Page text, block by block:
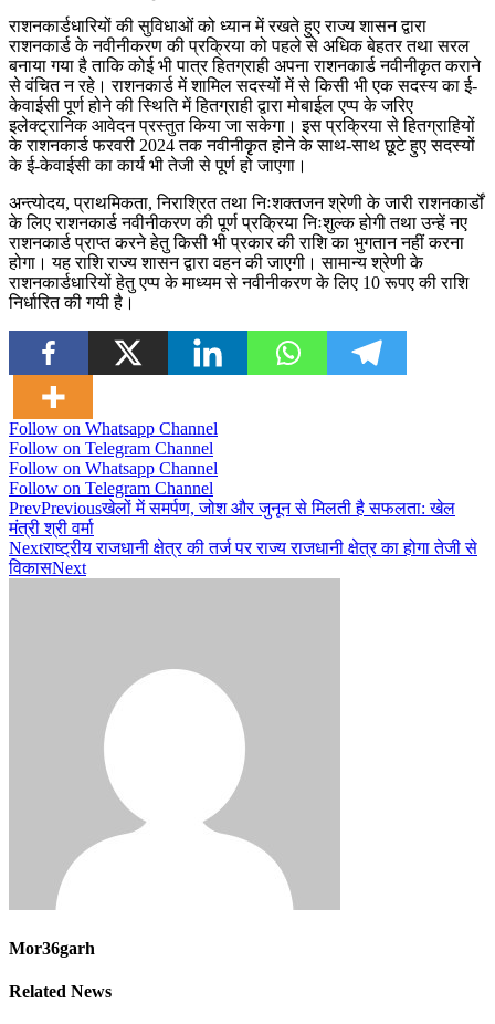
राशनकार्डधारियों की सुविधाओं को ध्यान में रखते हुए राज्य शासन द्वारा
राशनकार्ड के नवीनीकरण की प्रक्रिया को पहले से अधिक बेहतर तथा सरल
बनाया गया है ताकि कोई भी पात्र हितग्राही अपना राशनकार्ड नवीनीकृृत कराने
से वंचित न रहे। राशनकार्ड में शामिल सदस्यों में से किसी भी एक सदस्य का ई-
केवाईसी पूर्ण होने की स्थिति में हितग्राही द्वारा मोबाईल एप्प के जरिए
इलेक्ट्रानिक आवेदन प्रस्तुत किया जा सकेगा। इस प्रक्रिया से हितग्राहियों
के राशनकार्ड फरवरी 2024 तक नवीनीकृृत होने के साथ-साथ छूटे हुए सदस्यों
के ई-केवाईसी का कार्य भी तेजी से पूर्ण हो जाएगा।
अन्त्योदय, प्राथमिकता, निराश्रित तथा निःशक्तजन श्रेणी के जारी राशनकार्डों
के लिए राशनकार्ड नवीनीकरण की पूर्ण प्रक्रिया निःशुल्क होगी तथा उन्हें नए
राशनकार्ड प्राप्त करने हेतु किसी भी प्रकार की राशि का भुगतान नहीं करना
होगा। यह राशि राज्य शासन द्वारा वहन की जाएगी। सामान्य श्रेणी के
राशनकार्डधारियों हेतु एप्प के माध्यम से नवीनीकरण के लिए 10 रूपए की राशि
निर्धारित की गयी है।
Follow on Whatsapp Channel
Follow on Telegram Channel
Follow on Whatsapp Channel
Follow on Telegram Channel
PrevPreviousखेलों में समर्पण, जोश और जुनून से मिलती है सफलता: खेल
मंत्री श्री वर्मा
Nextराष्ट्रीय राजधानी क्षेत्र की तर्ज पर राज्य राजधानी क्षेत्र का होगा तेजी से
विकासNext
Mor36garh
Related News